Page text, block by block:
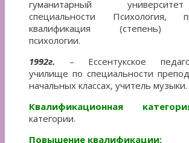
гуманитарный
специальности Психология,
квалификация (степень)
психологии.
1992г. – Ессентукское
училище по специальности
начальных классах, учитель музыки.
Квалификационная
категории.
Повышение квалификации: